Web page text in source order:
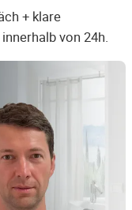
+ klare
von 24h.